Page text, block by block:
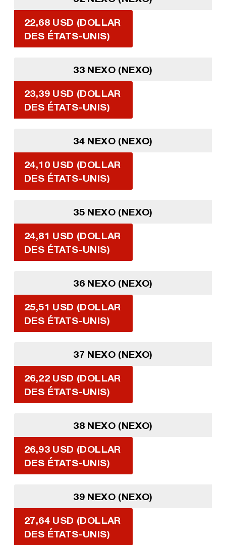
22,68 USD (DOLLAR
DES ÉTATS-UNIS)
33 NEXO (NEXO)
23,39 USD (DOLLAR
DES ÉTATS-UNIS)
34 NEXO (NEXO)
24,10 USD (DOLLAR
DES ÉTATS-UNIS)
35 NEXO (NEXO)
24,81 USD (DOLLAR
DES ÉTATS-UNIS)
36 NEXO (NEXO)
25,51 USD (DOLLAR
DES ÉTATS-UNIS)
37 NEXO (NEXO)
26,22 USD (DOLLAR
DES ÉTATS-UNIS)
38 NEXO (NEXO)
26,93 USD (DOLLAR
DES ÉTATS-UNIS)
39 NEXO (NEXO)
27,64 USD (DOLLAR
DES ÉTATS-UNIS)